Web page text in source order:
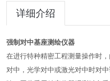
详细介绍
强制对中基座测绘仪器
在进行特种精密工程测量操作时
对中，光学对中或激光对中时对